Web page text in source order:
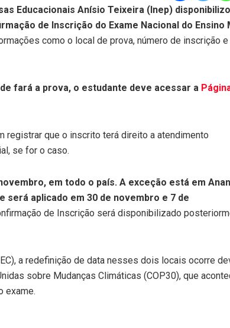
Educacionais Anísio Teixeira (Inep)
de Inscrição do Exame Nacional do Ensino
como o local de prova, número de inscrição e
fará a prova, o estudante deve acessar a
registrar que o inscrito terá direito a atendimento
se for o caso.
em todo o país. A exceção está em
será aplicado em 30 de novembro e 7 de
de Inscrição será disponibilizado
a redefinição de data nesses dois locais ocorre
sobre Mudanças Climáticas (COP30), que
exame.